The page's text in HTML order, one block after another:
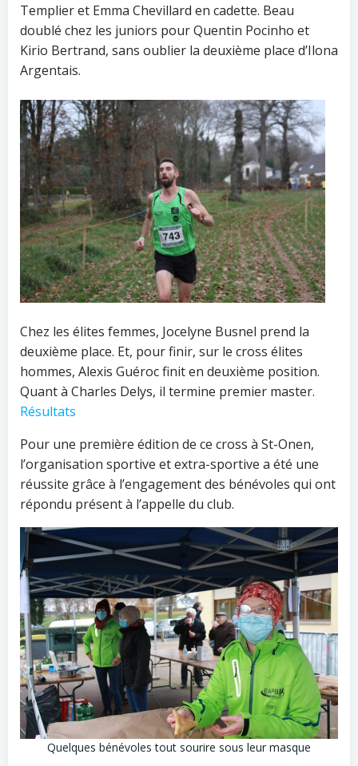
Templier et Emma Chevillard en cadette. Beau
doublé chez les juniors pour Quentin Pocinho et
Kirio Bertrand, sans oublier la deuxième place d’Ilona
Argentais.
Chez les élites femmes, Jocelyne Busnel prend la
deuxième place. Et, pour finir, sur le cross élites
hommes, Alexis Guéroc finit en deuxième position.
Quant à Charles Delys, il termine premier master.
Résultats
Pour une première édition de ce cross à St-Onen,
l’organisation sportive et extra-sportive a été une
réussite grâce à l’engagement des bénévoles qui ont
répondu présent à l’appelle du club.
Quelques bénévoles tout sourire sous leur masque